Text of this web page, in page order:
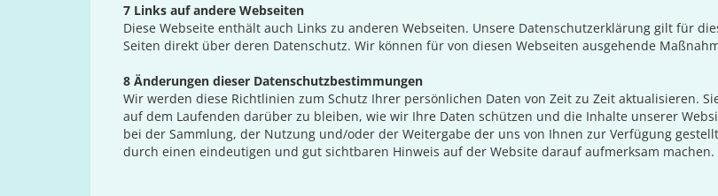
7 Links auf andere Webseiten
Diese Webseite enthält auch Links zu anderen Webseiten. Unsere Datenschutzerklärung gilt für
Seiten direkt über deren Datenschutz. Wir können für von diesen Webseiten ausgehende
8 Änderungen dieser Datenschutzbestimmungen
Wir werden diese Richtlinien zum Schutz Ihrer persönlichen Daten von Zeit zu Zeit aktualisieren.
auf dem Laufenden darüber zu bleiben, wie wir Ihre Daten schützen und die Inhalte unserer
bei der Sammlung, der Nutzung und/oder der Weitergabe der uns von Ihnen zur Verfügung
durch einen eindeutigen und gut sichtbaren Hinweis auf der Website darauf aufmerksam machen.